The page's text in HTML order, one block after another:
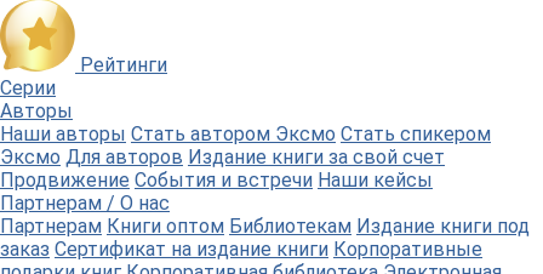
Рейтинги
Серии
Авторы
Наши авторы Стать автором Эксмо Стать спикером
Эксмо Для авторов Издание книги за свой счет
Продвижение События и встречи Наши кейсы
Партнерам / О нас
Партнерам Книги оптом Библиотекам Издание книги под
заказ Сертификат на издание книги Корпоративные